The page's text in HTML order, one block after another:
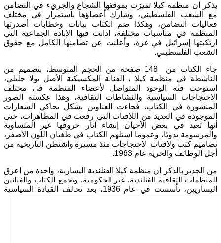
يذكر ان منظمة كيلا تميزت بموقفها الشجاع والجريء في التضامن
مع الشعب الفلسطيني، وشارك أعضاؤها باستمرار في مختلف
فعاليات التضامن، وهكذا ضم الكتاب بيانات وخطابات أصدرتها
المنظمة في مناسبات مختلفة، ادانت فيها الإبادة الجماعية التي
ارتكبتها إسرائيل في غزة، وأعلنت عن تضامنها الكامل مع حقوق
الشعب الفلسطيني.
جاء الكتاب من 148 صفحة من الحجم المتوسط، بتصميم من
الناشطة في منظمة كيلا ، الفنانة المكسيكية الأصل بولا جليلي،
استوحت فيه الوجود المتواصل لأعضاء المنظمة في مختلف
الاحتجاجات السياسية والنشاطات الثقافية، وهذا عكسته الصور
المنشورة في الكتاب، فجاءت العناوين بشكل يحاكي الشعارات
الموجودة في العديد من اللافتات التي رفعت في المظاهرات، حتى
أنها تعيد في بعض الأحيان إنشاء آثار حروفها غير المتساوية
والمرسومة يدويًا، وعموما استلهم الكتاب في طغيان اللون الأصفر،
تصاميم كتب ولافتات الاحتجاجات منذ مسيرة واشنطن التاريخية من
أجل الوظائف والحرية عام 1963.
من الجدير بالذكر ان منظمة كيلا الفنلندية اليسارية، واحدة من اعرق
المنظمات الثقافية الفنلندية، غير الحكومية، وتجمع للكتاب والفنانين
اليساريين، تأسست في عام 1936،
بعد تحالف القيادة السياسية